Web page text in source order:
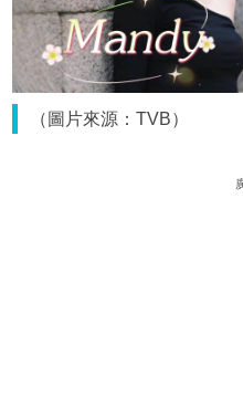
（圖片來源：TVB）